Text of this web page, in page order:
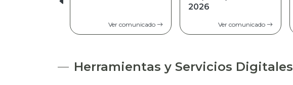
Ver comunicado Ver comunicado
Herramientas y Servicios Digitales